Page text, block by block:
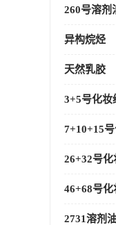
260号溶剂
异构烷烃
天然乳胶
3+5号化妆
7+10+15
26+32号
46+68号
2731溶剂